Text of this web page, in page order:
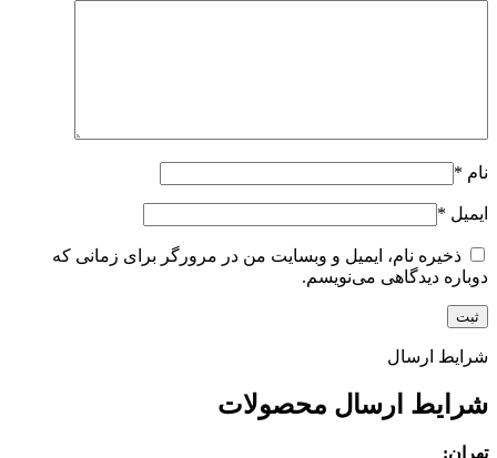
نام *
ایمیل *
ذخیره نام، ایمیل و وبسایت من در مرورگر برای زمانی که
دوباره دیدگاهی می‌نویسم.
شرایط ارسال
شرایط ارسال محصولات
تهران: